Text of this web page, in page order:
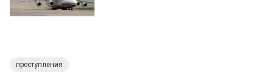
преступления